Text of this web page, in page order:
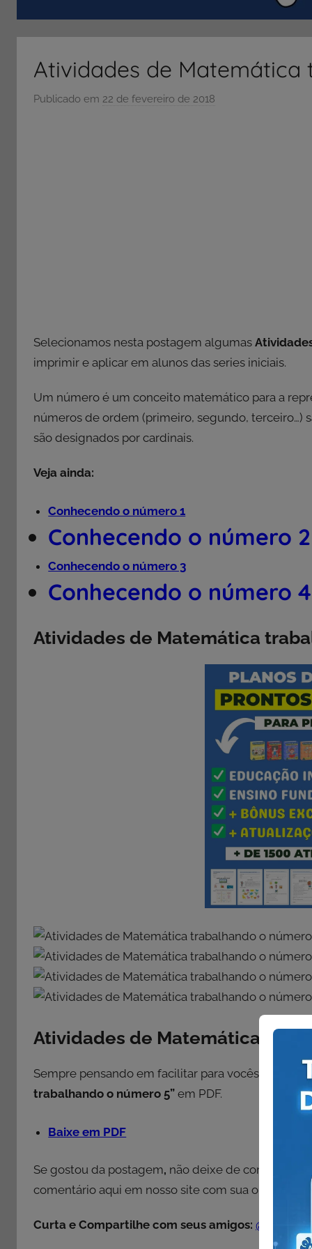
ENEM
e
cursosAtividades de
Publicado em 22 de fevereiro de 2018
Selecionamos nesta postagem algumas
imprimir e aplicar em alunos das series iniciais.
Um número é um conceito matemático para a
números de ordem (primeiro, segundo, terceiro…)
são designados por cardinais.
Veja ainda:
Conhecendo o número 1
Conhecendo o número 2
Conhecendo o número 3
Conhecendo o número 4
Atividades de Matemática
Atividades de Matemática
Sempre pensando em facilitar para vocês,
trabalhando o número 5” em PDF.
Baixe em PDF
Se gostou da postagem, não deixe de
comentário aqui em nosso site com sua opinião e
Curta e Compartilhe com seus amigos: @SÓ